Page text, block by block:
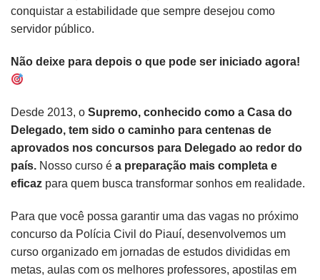
conquistar a estabilidade que sempre desejou como
servidor público.
Não deixe para depois o que pode ser iniciado agora!
Desde 2013, o Supremo, conhecido como a Casa do
Delegado, tem sido o caminho para centenas de
aprovados nos concursos para Delegado ao redor do
país. Nosso curso é a preparação mais completa e
eficaz para quem busca transformar sonhos em realidade.
Para que você possa garantir uma das vagas no próximo
concurso da Polícia Civil do Piauí, desenvolvemos um
curso organizado em jornadas de estudos divididas em
metas, aulas com os melhores professores, apostilas em